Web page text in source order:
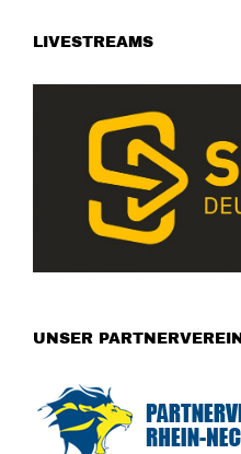
LIVESTREAMS
UNSER PARTNERVEREIN